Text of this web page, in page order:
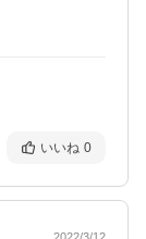
いいね 0